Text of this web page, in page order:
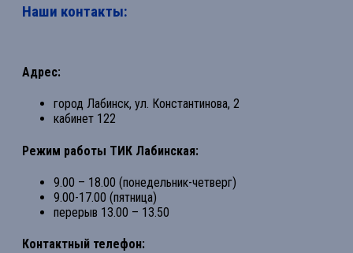
Наши контакты:
Адрес:
город Лабинск, ул. Константинова, 2
кабинет 122
Режим работы ТИК Лабинская:
9.00 – 18.00 (понедельник-четверг)
9.00-17.00 (пятница)
перерыв 13.00 – 13.50
Контактный телефон: